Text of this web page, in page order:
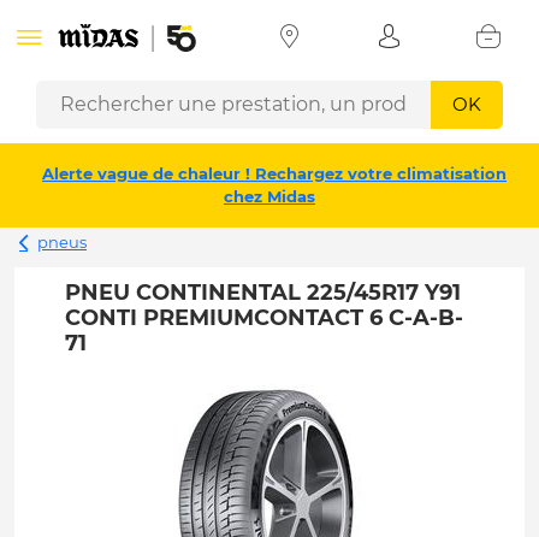
OK
Alerte vague de chaleur ! Rechargez votre climatisation
chez Midas
pneus
PNEU CONTINENTAL 225/45R17 Y91
CONTI PREMIUMCONTACT 6 C-A-B-
71